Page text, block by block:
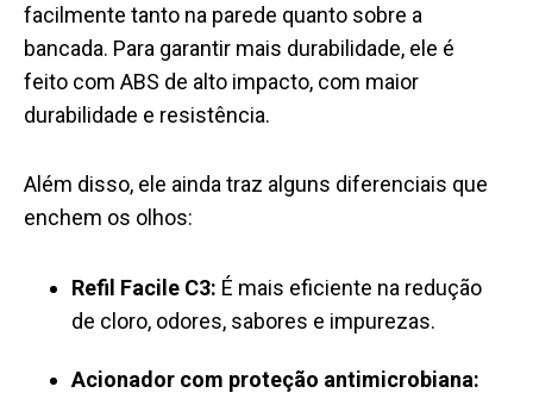
facilmente tanto na parede quanto sobre a
bancada. Para garantir mais durabilidade, ele é
feito com ABS de alto impacto, com maior
durabilidade e resistência.
Além disso, ele ainda traz alguns diferenciais que
enchem os olhos:
Refil Facile C3: É mais eficiente na redução
de cloro, odores, sabores e impurezas.
Acionador com proteção antimicrobiana: